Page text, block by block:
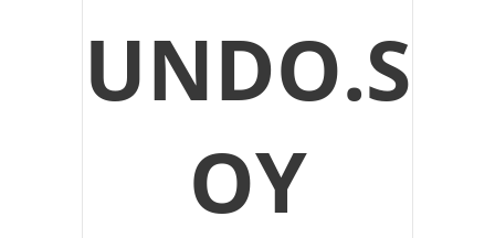
UNDO.S
OY